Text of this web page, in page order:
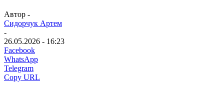
Автор -
Сидорчук Артем
-
26.05.2026 - 16:23
Facebook
WhatsApp
Telegram
Copy URL